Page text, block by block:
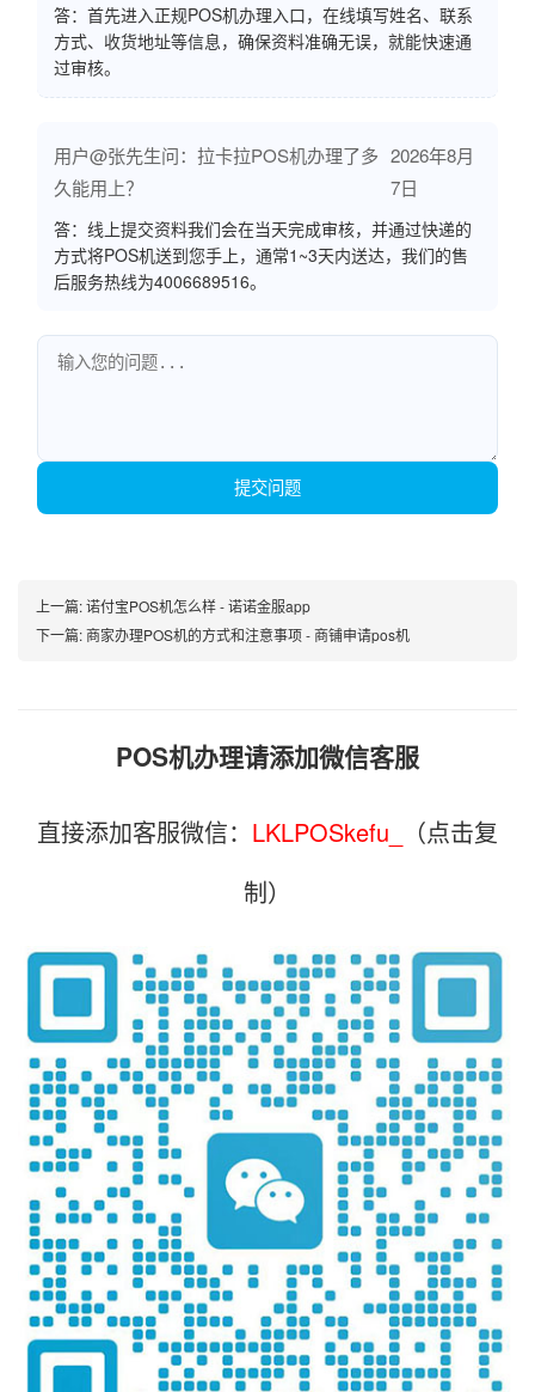
答：首先进入正规POS机办理入口，在线填写姓名、联系
方式、收货地址等信息，确保资料准确无误，就能快速通
过审核。
用户@张先生问：拉卡拉POS机办理了多
久能用上？
2026年8月
7日
答：线上提交资料我们会在当天完成审核，并通过快递的
方式将POS机送到您手上，通常1~3天内送达，我们的售
后服务热线为4006689516。
提交问题
上一篇:诺付宝POS机怎么样 - 诺诺金服app
下一篇:商家办理POS机的方式和注意事项 - 商铺申请pos机
POS机办理请添加微信客服
直接添加客服微信： LKLPOSkefu_
（点击复
制）